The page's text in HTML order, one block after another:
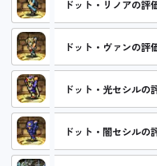
ドット・リノアの評
ドット・ヴァンの評
ドット・光セシルの
ドット・闇セシルの